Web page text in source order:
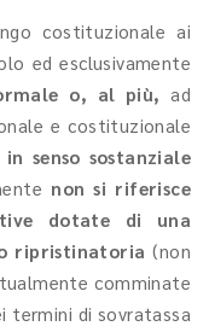
costituzionale ai
ed esclusivamente
o, al più,ad
e costituzionale
senso sostanziale
non si riferisce
dotate di una
ripristinatoria (non
comminate
termini di sovratassa